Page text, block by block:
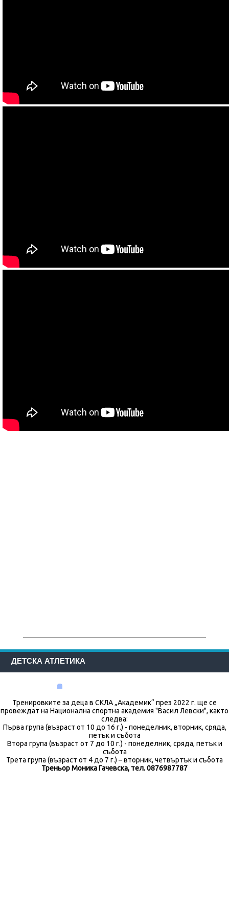
ДЕТСКА АТЛЕТИКА
Тренировките за деца в СКЛА „Академик“ през 2022 г. ще се
провеждат на Национална спортна академия "Васил Левски", както
следва:
Първа група (възраст от 10 до 16 г.) - понеделник, вторник, сряда,
петък и събота
Втора група (възраст от 7 до 10 г.) - понеделник, сряда, петък и
събота
Трета група (възраст от 4 до 7 г.) – вторник, четвъртък и събота
Треньор Моника Гачевска, тел. 0876987787